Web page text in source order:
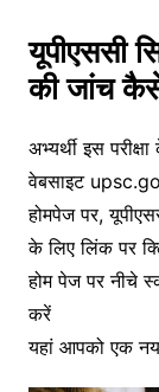
यूपीएससी
की जांच
अभ्यर्थी इस
वेबसाइट
होमपेज पर,
के लिए लिंक पर
होम पेज पर नीचे
करें
यहां आपको एक